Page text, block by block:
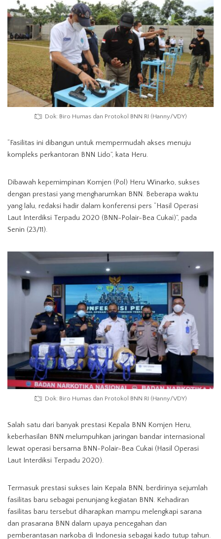
Dok: Biro Humas dan Protokol BNN RI (Hanny/VDY)
“Fasilitas ini dibangun untuk mempermudah akses menuju
kompleks perkantoran BNN Lido”, kata Heru.
Dibawah kepemimpinan Komjen (Pol) Heru Winarko, sukses
dengan prestasi yang mengharumkan BNN. Beberapa waktu
yang lalu, redaksi hadir dalam konferensi pers “Hasil Operasi
Laut Interdiksi Terpadu 2020 (BNN-Polair-Bea Cukai)”, pada
Senin (23/11).
Dok: Biro Humas dan Protokol BNN RI (Hanny/VDY)
Salah satu dari banyak prestasi Kepala BNN Komjen Heru,
keberhasilan BNN melumpuhkan jaringan bandar internasional
lewat operasi bersama BNN-Polair-Bea Cukai (Hasil Operasi
Laut Interdiksi Terpadu 2020).
Termasuk prestasi sukses lain Kepala BNN, berdirinya sejumlah
fasilitas baru sebagai penunjang kegiatan BNN. Kehadiran
fasilitas baru tersebut diharapkan mampu melengkapi sarana
dan prasarana BNN dalam upaya pencegahan dan
pemberantasan narkoba di Indonesia sebagai kado tutup tahun.